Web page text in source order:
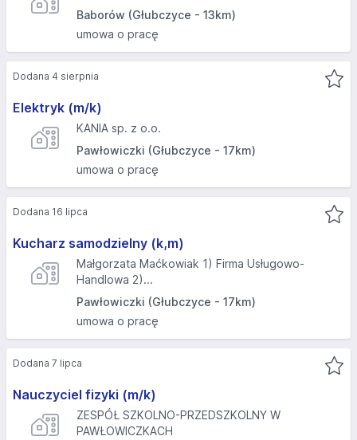
Baborów (Głubczyce - 13km)
umowa o pracę
Elektryk (m/k)
KANIA sp. z o.o.
Pawłowiczki (Głubczyce - 17km)
umowa o pracę
Dodana 4 sierpnia
Kucharz samodzielny (k,m)
Małgorzata Maćkowiak 1) Firma Usługowo-
Handlowa 2)...
Pawłowiczki (Głubczyce - 17km)
umowa o pracę
Dodana 16 lipca
Nauczyciel fizyki (m/k)
ZESPÓŁ SZKOLNO-PRZEDSZKOLNY W
PAWŁOWICZKACH
Dodana 7 lipca